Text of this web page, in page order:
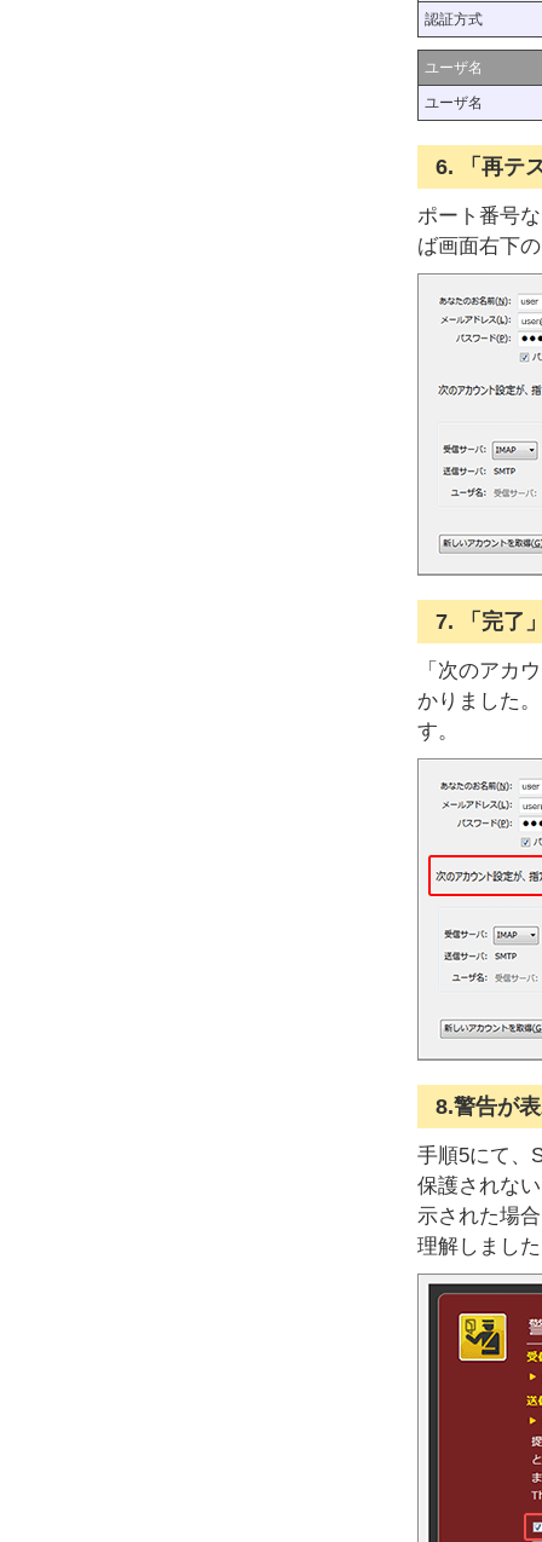
認証方式
ユーザ名
ユーザ名
6. 「再テ
ポート番号
ば画面右下
7. 「完了
「次のアカ
かりました
す。
8.警告が
手順5にて、
保護されな
示された場
理解しまし